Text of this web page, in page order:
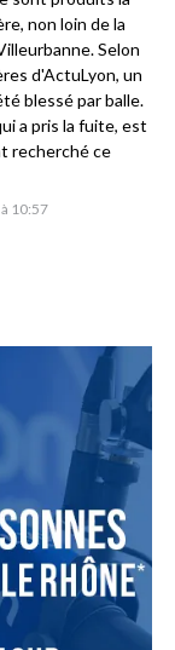
10:57
non loin de la
Selon
d'ActuLyon, un
blessé par balle.
a pris la fuite, est
recherché ce